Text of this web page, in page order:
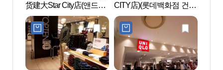
货建大Star City店(앤드지
롯데백화점 건대스타시
티점)
CITY店)(롯데백화점 건대
스타시티점)